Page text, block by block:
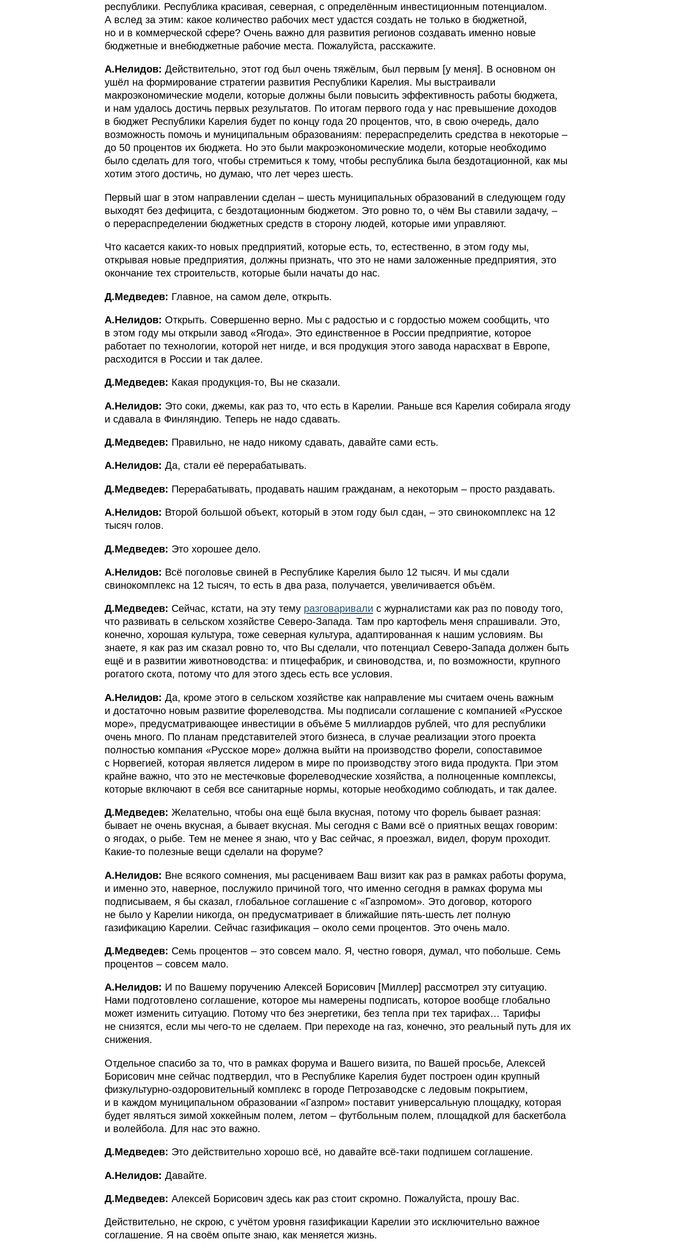
республики. Республика красивая, северная, с определённым инвестиционным потенциалом.
А вслед за этим: какое количество рабочих мест удастся создать не только в бюджетной,
но и в коммерческой сфере? Очень важно для развития регионов создавать именно новые
бюджетные и внебюджетные рабочие места. Пожалуйста, расскажите.
А.Нелидов: Действительно, этот год был очень тяжёлым, был первым [у меня]. В основном он
ушёл на формирование стратегии развития Республики Карелия. Мы выстраивали
макроэкономические модели, которые должны были повысить эффективность работы бюджета,
и нам удалось достичь первых результатов. По итогам первого года у нас превышение доходов
в бюджет Республики Карелия будет по концу года 20 процентов, что, в свою очередь, дало
возможность помочь и муниципальным образованиям: перераспределить средства в некоторые –
до 50 процентов их бюджета. Но это были макроэкономические модели, которые необходимо
было сделать для того, чтобы стремиться к тому, чтобы республика была бездотационной, как мы
хотим этого достичь, но думаю, что лет через шесть.
Первый шаг в этом направлении сделан – шесть муниципальных образований в следующем году
выходят без дефицита, с бездотационным бюджетом. Это ровно то, о чём Вы ставили задачу, –
о перераспределении бюджетных средств в сторону людей, которые ими управляют.
Что касается каких‑то новых предприятий, которые есть, то, естественно, в этом году мы,
открывая новые предприятия, должны признать, что это не нами заложенные предприятия, это
окончание тех строительств, которые были начаты до нас.
Д.Медведев: Главное, на самом деле, открыть.
А.Нелидов: Открыть. Совершенно верно. Мы с радостью и с гордостью можем сообщить, что
в этом году мы открыли завод «Ягода». Это единственное в России предприятие, которое
работает по технологии, которой нет нигде, и вся продукция этого завода нарасхват в Европе,
расходится в России и так далее.
Д.Медведев: Какая продукция‑то, Вы не сказали.
А.Нелидов: Это соки, джемы, как раз то, что есть в Карелии. Раньше вся Карелия собирала ягоду
и сдавала в Финляндию. Теперь не надо сдавать.
Д.Медведев: Правильно, не надо никому сдавать, давайте сами есть.
А.Нелидов: Да, стали её перерабатывать.
Д.Медведев: Перерабатывать, продавать нашим гражданам, а некоторым – просто раздавать.
А.Нелидов: Второй большой объект, который в этом году был сдан, – это свинокомплекс на 12
тысяч голов.
Д.Медведев: Это хорошее дело.
А.Нелидов: Всё поголовье свиней в Республике Карелия было 12 тысяч. И мы сдали
свинокомплекс на 12 тысяч, то есть в два раза, получается, увеличивается объём.
Д.Медведев: Сейчас, кстати, на эту тему разговаривали с журналистами как раз по поводу того,
что развивать в сельском хозяйстве Северо-Запада. Там про картофель меня спрашивали. Это,
конечно, хорошая культура, тоже северная культура, адаптированная к нашим условиям. Вы
знаете, я как раз им сказал ровно то, что Вы сделали, что потенциал Северо-Запада должен быть
ещё и в развитии животноводства: и птицефабрик, и свиноводства, и, по возможности, крупного
рогатого скота, потому что для этого здесь есть все условия.
А.Нелидов: Да, кроме этого в сельском хозяйстве как направление мы считаем очень важным
и достаточно новым развитие форелеводства. Мы подписали соглашение с компанией «Русское
море», предусматривающее инвестиции в объёме 5 миллиардов рублей, что для республики
очень много. По планам представителей этого бизнеса, в случае реализации этого проекта
полностью компания «Русское море» должна выйти на производство форели, сопоставимое
с Норвегией, которая является лидером в мире по производству этого вида продукта. При этом
крайне важно, что это не местечковые форелеводческие хозяйства, а полноценные комплексы,
которые включают в себя все санитарные нормы, которые необходимо соблюдать, и так далее.
Д.Медведев: Желательно, чтобы она ещё была вкусная, потому что форель бывает разная:
бывает не очень вкусная, а бывает вкусная. Мы сегодня с Вами всё о приятных вещах говорим:
о ягодах, о рыбе. Тем не менее я знаю, что у Вас сейчас, я проезжал, видел, форум проходит.
Какие‑то полезные вещи сделали на форуме?
А.Нелидов: Вне всякого сомнения, мы расцениваем Ваш визит как раз в рамках работы форума,
и именно это, наверное, послужило причиной того, что именно сегодня в рамках форума мы
подписываем, я бы сказал, глобальное соглашение с «Газпромом». Это договор, которого
не было у Карелии никогда, он предусматривает в ближайшие пять-шесть лет полную
газификацию Карелии. Сейчас газификация – около семи процентов. Это очень мало.
Д.Медведев: Семь процентов – это совсем мало. Я, честно говоря, думал, что побольше. Семь
процентов – совсем мало.
А.Нелидов: И по Вашему поручению Алексей Борисович [Миллер] рассмотрел эту ситуацию.
Нами подготовлено соглашение, которое мы намерены подписать, которое вообще глобально
может изменить ситуацию. Потому что без энергетики, без тепла при тех тарифах… Тарифы
не снизятся, если мы чего‑то не сделаем. При переходе на газ, конечно, это реальный путь для их
снижения.
Отдельное спасибо за то, что в рамках форума и Вашего визита, по Вашей просьбе, Алексей
Борисович мне сейчас подтвердил, что в Республике Карелия будет построен один крупный
физкультурно-оздоровительный комплекс в городе Петрозаводске с ледовым покрытием,
и в каждом муниципальном образовании «Газпром» поставит универсальную площадку, которая
будет являться зимой хоккейным полем, летом – футбольным полем, площадкой для баскетбола
и волейбола. Для нас это важно.
Д.Медведев: Это действительно хорошо всё, но давайте всё‑таки подпишем соглашение.
А.Нелидов: Давайте.
Д.Медведев: Алексей Борисович здесь как раз стоит скромно. Пожалуйста, прошу Вас.
Действительно, не скрою, с учётом уровня газификации Карелии это исключительно важное
соглашение. Я на своём опыте знаю, как меняется жизнь.